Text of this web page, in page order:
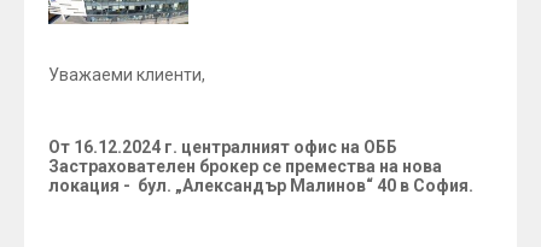
Уважаеми клиенти,
От 16.12.2024 г. централният офис на ОББ
Застрахователен брокер се премества на нова
локация - бул. „Александър Малинов“ 40 в София.